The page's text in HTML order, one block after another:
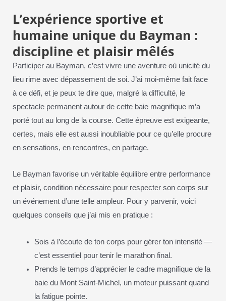
L’expérience sportive et
humaine unique du Bayman :
discipline et plaisir mêlés
Participer au Bayman, c’est vivre une aventure où unicité du
lieu rime avec dépassement de soi. J’ai moi-même fait face
à ce défi, et je peux te dire que, malgré la difficulté, le
spectacle permanent autour de cette baie magnifique m’a
porté tout au long de la course. Cette épreuve est exigeante,
certes, mais elle est aussi inoubliable pour ce qu’elle procure
en sensations, en rencontres, en partage.
Le Bayman favorise un véritable équilibre entre performance
et plaisir, condition nécessaire pour respecter son corps sur
un événement d’une telle ampleur. Pour y parvenir, voici
quelques conseils que j’ai mis en pratique :
Sois à l’écoute de ton corps pour gérer ton intensité —
c’est essentiel pour tenir le marathon final.
Prends le temps d’apprécier le cadre magnifique de la
baie du Mont Saint-Michel, un moteur puissant quand
la fatigue pointe.